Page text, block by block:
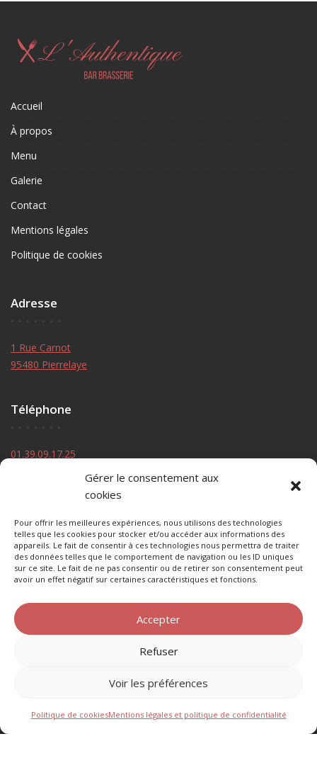
Gérer le consentement aux
cookies
Pour offrir les meilleures expériences, nous utilisons des technologies
telles que les cookies pour stocker et/ou accéder aux informations des
appareils. Le fait de consentir à ces technologies nous permettra de traiter
des données telles que le comportement de navigation ou les ID uniques
sur ce site. Le fait de ne pas consentir ou de retirer son consentement peut
avoir un effet négatif sur certaines caractéristiques et fonctions.
Accepter
Refuser
Voir les préférences
Politique de cookiesMentions légales et politique de confidentialité
Accueil
À propos
Menu
Galerie
Contact
Mentions légales
Politique de cookies
Adresse
1 Rue Carnot
95480 Pierrelaye
Téléphone
01.39.09.17.25
Lundi : 12:00 – 14:30
Mardi : 12:00 – 14:30
Mercredi : 12:00 – 14:30
Vendredi : 12:00 – 14:30
Samedi : Fermé (sauf réservation 15 pers. min)
© 2026 Bar Brasserie L'Authentique⎪Conception/réalisation :